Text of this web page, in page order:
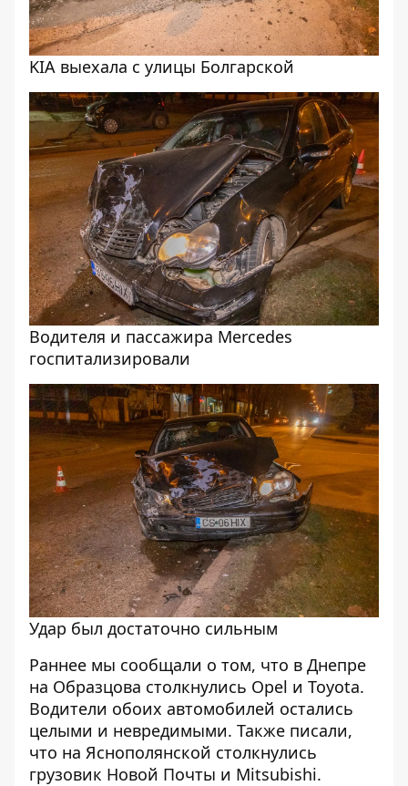
KIA выехала с улицы Болгарской
Водителя и пассажира Mercedes
госпитализировали
Удар был достаточно сильным
Раннее мы сообщали о том, что в Днепре
на Образцова столкнулись Opel и Toyota.
Водители обоих автомобилей остались
целыми и невредимыми. Также писали,
что на Яснополянской столкнулись
грузовик Новой Почты и Mitsubishi.